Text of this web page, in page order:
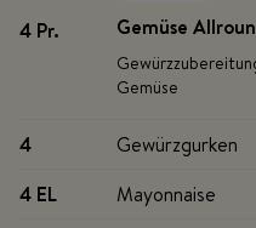
4 Pr. Gemüse
Gemüse
4
Gewürzgurken
4 EL
Mayonnaise